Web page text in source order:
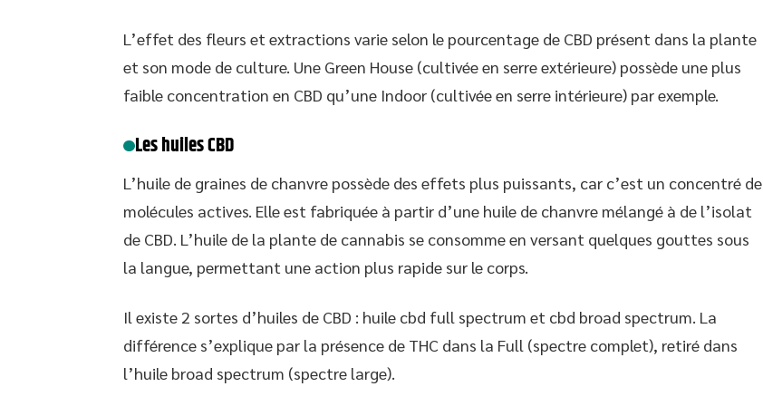
L’effet des fleurs et extractions varie selon le pourcentage de CBD présent dans la plante
et son mode de culture. Une Green House (cultivée en serre extérieure) possède une plus
faible concentration en CBD qu’une Indoor (cultivée en serre intérieure) par exemple.
Les huiles CBD
L’huile de graines de chanvre possède des effets plus puissants, car c’est un concentré de
molécules actives. Elle est fabriquée à partir d’une huile de chanvre mélangé à de l’isolat
de CBD. L’huile de la plante de cannabis se consomme en versant quelques gouttes sous
la langue, permettant une action plus rapide sur le corps.
Il existe 2 sortes d’huiles de CBD : huile cbd full spectrum et cbd broad spectrum. La
différence s’explique par la présence de THC dans la Full (spectre complet), retiré dans
l’huile broad spectrum (spectre large).